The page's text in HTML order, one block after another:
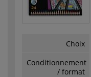
Choix
Conditionnement
/ format